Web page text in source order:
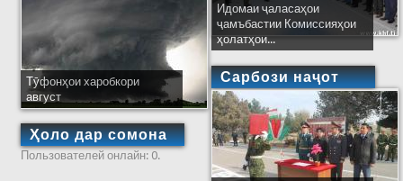
Тӯфонҳои харобкори
август
Ҳоло дар сомона
Пользователей онлайн: 0.
Идомаи ҷаласаҳои
ҷамъбастии Комиссияҳои
ҳолатҳои...
Сарбози наҷот